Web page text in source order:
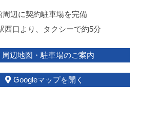
周辺に契約駐車場を完備
西口より、タクシーで約5分
周辺地図・駐車場のご案内
Googleマップを開く